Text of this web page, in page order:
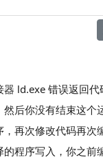
器 ld.exe 错误返回
然后你没有结束这个
，再次修改代码再次
的程序写入，你之前